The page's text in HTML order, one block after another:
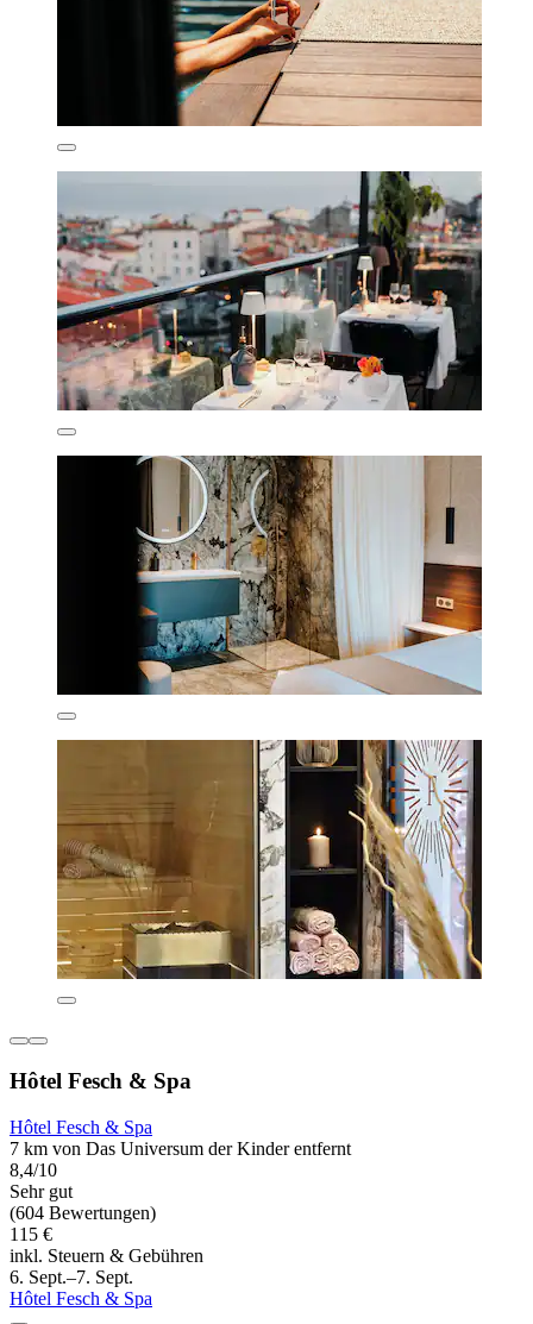
Hôtel Fesch & Spa
Hôtel Fesch & Spa
7 km von Das Universum der Kinder entfernt
8,4/10
Sehr gut
(604 Bewertungen)
115 €
inkl. Steuern & Gebühren
6. Sept.–7. Sept.
Hôtel Fesch & Spa